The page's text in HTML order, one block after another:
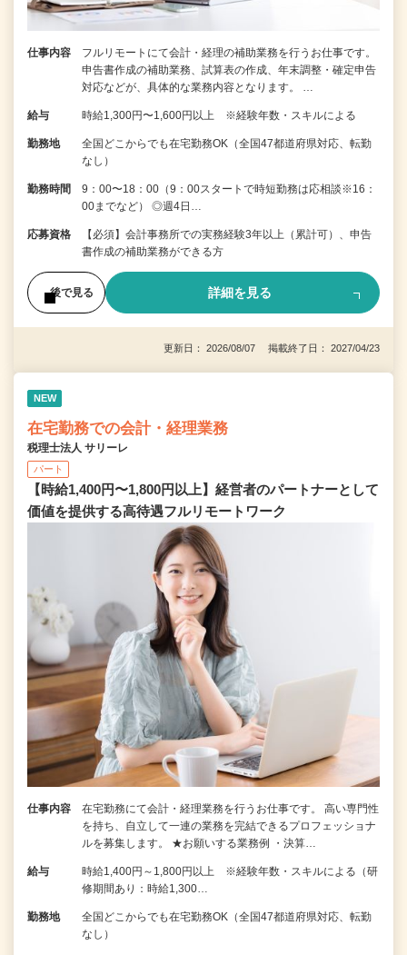
仕事内容
フルリモートにて会計・経理の補助業務を行うお仕事です。
申告書作成の補助業務、試算表の作成、年末調整・確定申告
対応などが、具体的な業務内容となります。 …
給与 時給1,300円〜1,600円以上 ※経験年数・スキルによる
勤務地
全国どこからでも在宅勤務OK（全国47都道府県対応、転勤
なし）
勤務時間
9：00〜18：00（9：00スタートで時短勤務は応相談※16：
00までなど） ◎週4日…
応募資格
【必須】会計事務所での実務経験3年以上（累計可）、申告
書作成の補助業務ができる方
後で見る 詳細を見る
更新日： 2026/08/07 掲載終了日： 2027/04/23
NEW
在宅勤務での会計・経理業務
税理士法人 サリーレ
パート
【時給1,400円〜1,800円以上】経営者のパートナーとして
価値を提供する⾼待遇フルリモートワーク
仕事内容
在宅勤務にて会計・経理業務を行うお仕事です。 高い専門性
を持ち、自立して一連の業務を完結できるプロフェッショナ
ルを募集します。 ★お願いする業務例 ・決算…
給与
時給1,400円～1,800円以上 ※経験年数・スキルによる（研
修期間あり：時給1,300…
勤務地
全国どこからでも在宅勤務OK（全国47都道府県対応、転勤
なし）